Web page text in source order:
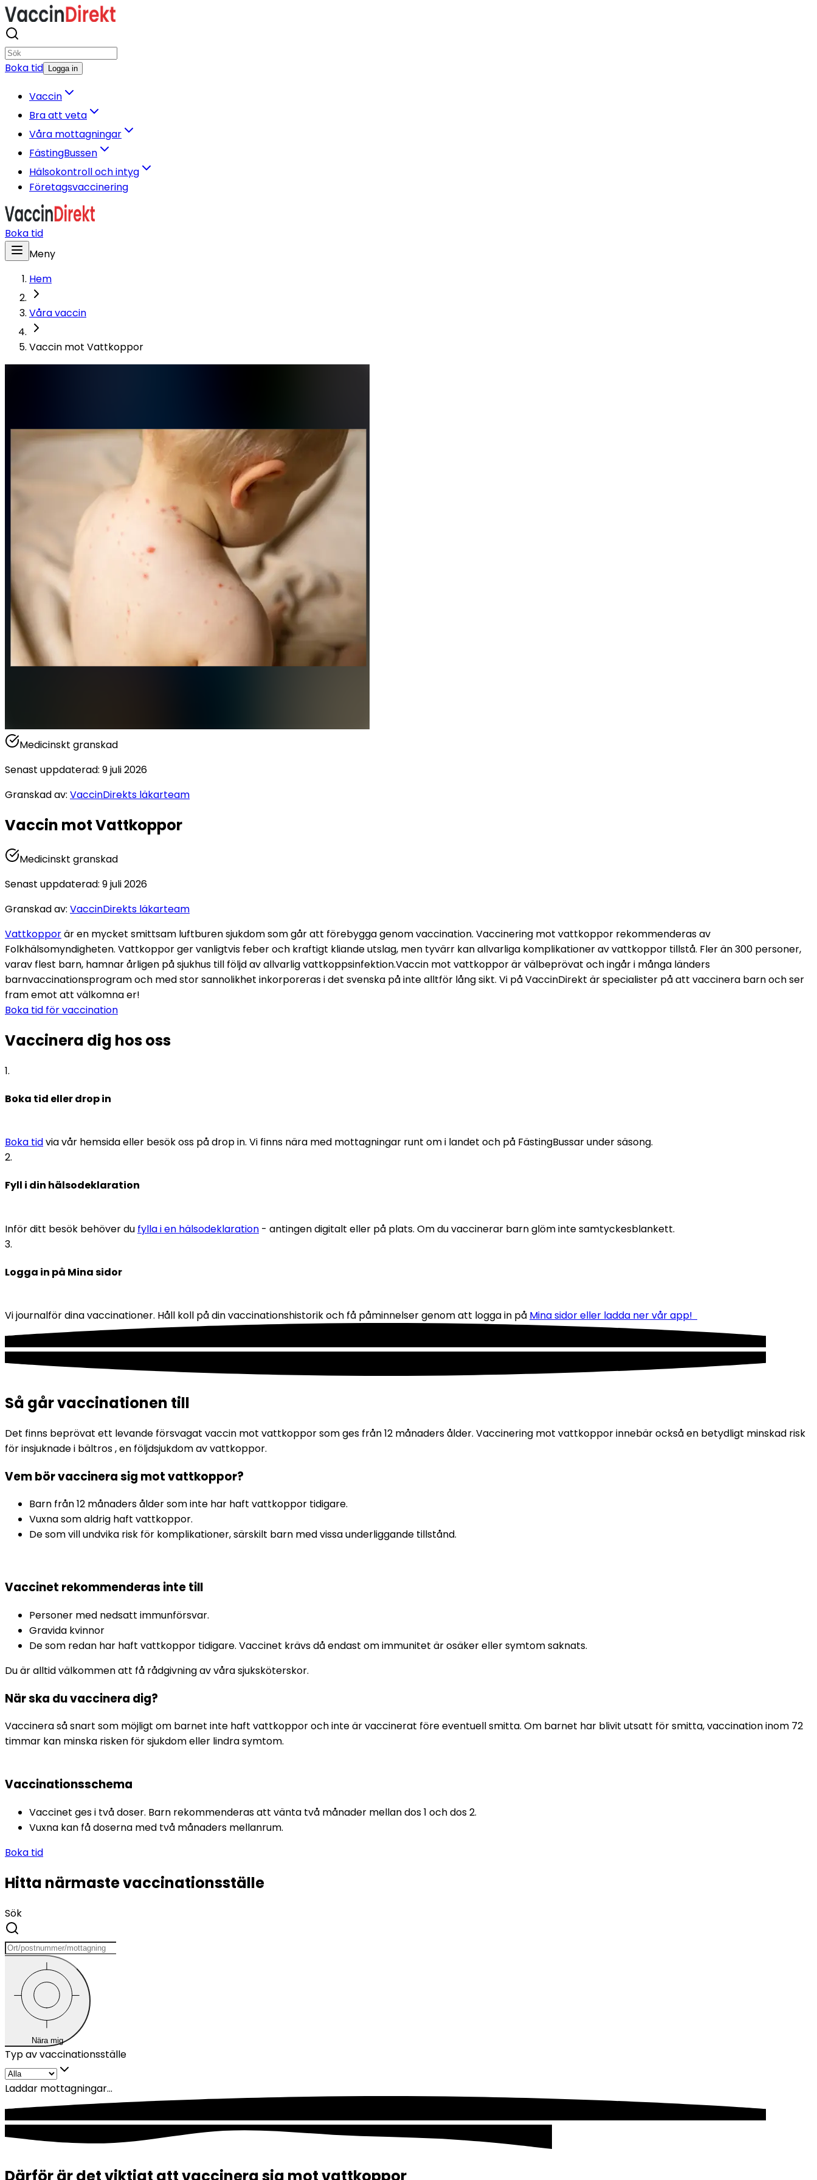
Boka tid Logga in
Vaccin
Bra att veta
Våra mottagningar
FästingBussen
Hälsokontroll och intyg
Företagsvaccinering
Boka tid
Meny
Hem
Våra vaccin
Vaccin mot Vattkoppor
Medicinskt granskad
Senast uppdaterad: 9 juli 2026
Granskad av: VaccinDirekts läkarteam
Vaccin mot Vattkoppor
Medicinskt granskad
Senast uppdaterad: 9 juli 2026
Granskad av: VaccinDirekts läkarteam
Vattkoppor är en mycket smittsam luftburen sjukdom som går att förebygga genom vaccination. Vaccinering mot vattkoppor rekommenderas av
Folkhälsomyndigheten. Vattkoppor ger vanligtvis feber och kraftigt kliande utslag, men tyvärr kan allvarliga komplikationer av vattkoppor tillstå. Fler än 300 personer,
varav flest barn, hamnar årligen på sjukhus till följd av allvarlig vattkoppsinfektion.Vaccin mot vattkoppor är välbeprövat och ingår i många länders
barnvaccinationsprogram och med stor sannolikhet inkorporeras i det svenska på inte alltför lång sikt. Vi på VaccinDirekt är specialister på att vaccinera barn och ser
fram emot att välkomna er!
Boka tid för vaccination
Vaccinera dig hos oss
1.
Boka tid eller drop in
Boka tid via vår hemsida eller besök oss på drop in. Vi finns nära med mottagningar runt om i landet och på FästingBussar under säsong.
2.
Fyll i din hälsodeklaration
Inför ditt besök behöver du fylla i en hälsodeklaration - antingen digitalt eller på plats. Om du vaccinerar barn glöm inte samtyckesblankett.
3.
Logga in på Mina sidor
Vi journalför dina vaccinationer. Håll koll på din vaccinationshistorik och få påminnelser genom att logga in på Mina sidor eller ladda ner vår app!
Så går vaccinationen till
Det finns beprövat ett levande försvagat vaccin mot vattkoppor som ges från 12 månaders ålder. Vaccinering mot vattkoppor innebär också en betydligt minskad risk
för insjuknade i bältros , en följdsjukdom av vattkoppor.
Vem bör vaccinera sig mot vattkoppor?
Barn från 12 månaders ålder som inte har haft vattkoppor tidigare.
Vuxna som aldrig haft vattkoppor.
De som vill undvika risk för komplikationer, särskilt barn med vissa underliggande tillstånd.
Vaccinet rekommenderas inte till
Personer med nedsatt immunförsvar.
Gravida kvinnor
De som redan har haft vattkoppor tidigare. Vaccinet krävs då endast om immunitet är osäker eller symtom saknats.
Du är alltid välkommen att få rådgivning av våra sjuksköterskor.
När ska du vaccinera dig?
Vaccinera så snart som möjligt om barnet inte haft vattkoppor och inte är vaccinerat före eventuell smitta. Om barnet har blivit utsatt för smitta, vaccination inom 72
timmar kan minska risken för sjukdom eller lindra symtom.
Vaccinationsschema
Vaccinet ges i två doser. Barn rekommenderas att vänta två månader mellan dos 1 och dos 2.
Vuxna kan få doserna med två månaders mellanrum.
Boka tid
Hitta närmaste vaccinationsställe
Sök
Nära mig
Typ av vaccinationsställe
Laddar mottagningar...
Därför är det viktigt att vaccinera sig mot vattkoppor